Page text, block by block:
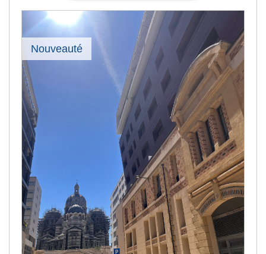
Nouveauté